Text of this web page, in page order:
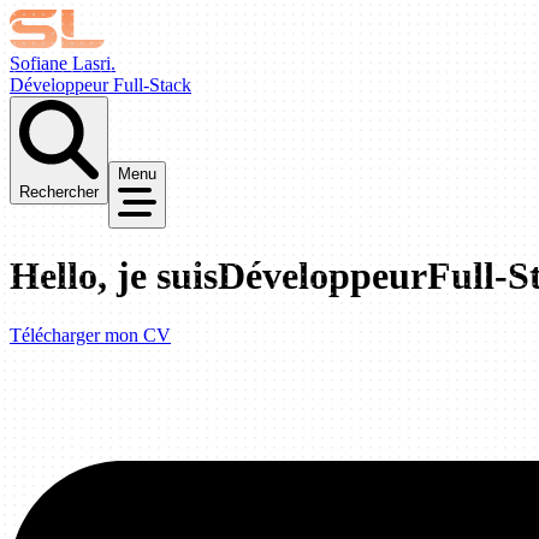
Sofiane Lasri.
Développeur Full-Stack
Rechercher
Menu
Hello, je suisDéveloppeurFull-
Télécharger mon CV